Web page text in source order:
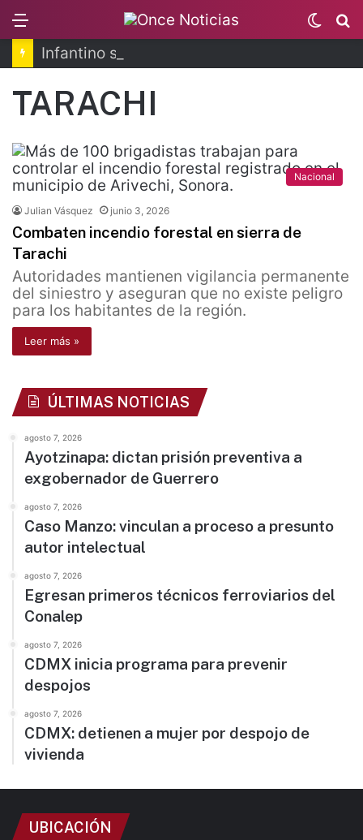
Switch
skin
TARACHI
Nacional
Julian Vásquez junio 3, 2026
Combaten incendio forestal en sierra de
Tarachi
Autoridades mantienen vigilancia permanente
del siniestro y aseguran que no existe peligro
para los habitantes de la región.
Leer más »
ÚLTIMAS NOTICIAS
agosto 7, 2026
Ayotzinapa: dictan prisión preventiva a
exgobernador de Guerrero
agosto 7, 2026
Caso Manzo: vinculan a proceso a presunto
autor intelectual
agosto 7, 2026
Egresan primeros técnicos ferroviarios del
Conalep
agosto 7, 2026
CDMX inicia programa para prevenir
despojos
agosto 7, 2026
CDMX: detienen a mujer por despojo de
vivienda
UBICACIÓN